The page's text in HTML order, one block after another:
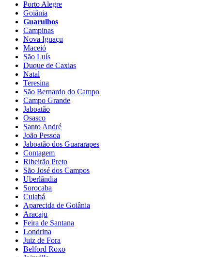
Porto Alegre
Goiânia
Guarulhos
Campinas
Nova Iguaçu
Maceió
São Luís
Duque de Caxias
Natal
Teresina
São Bernardo do Campo
Campo Grande
Jaboatão
Osasco
Santo André
João Pessoa
Jaboatão dos Guararapes
Contagem
Ribeirão Preto
São José dos Campos
Uberlândia
Sorocaba
Cuiabá
Aparecida de Goiânia
Aracaju
Feira de Santana
Londrina
Juiz de Fora
Belford Roxo